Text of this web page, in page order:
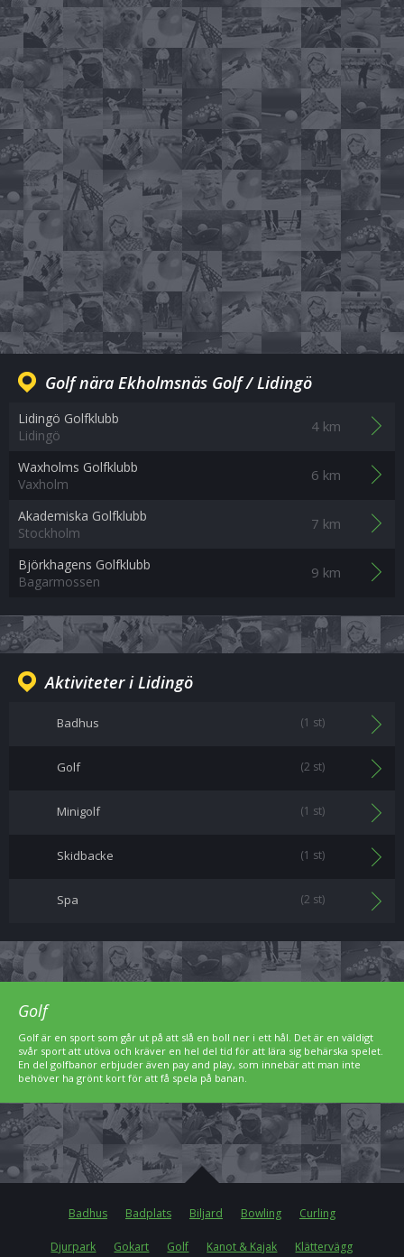
Golf nära Ekholmsnäs Golf / Lidingö
Lidingö Golfklubb
Lidingö
4 km
Waxholms Golfklubb
Vaxholm
6 km
Akademiska Golfklubb
Stockholm
7 km
Björkhagens Golfklubb
Bagarmossen
9 km
Aktiviteter i Lidingö
Badhus (1 st)
Golf (2 st)
Minigolf (1 st)
Skidbacke (1 st)
Spa (2 st)
Golf
Golf är en sport som går ut på att slå en boll ner i ett hål. Det är en väldigt
svår sport att utöva och kräver en hel del tid för att lära sig behärska spelet.
En del golfbanor erbjuder även pay and play, som innebär att man inte
behöver ha grönt kort för att få spela på banan.
Badhus Badplats Biljard Bowling Curling
Djurpark Gokart Golf Kanot & Kajak Klättervägg